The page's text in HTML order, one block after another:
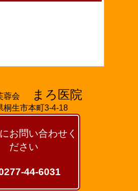
蓉会 まろ医院
桐生市本町3-4-18
お問い合わせく
ださい
44-6031